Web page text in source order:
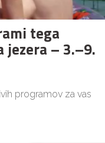
tega
jezera – 3.–9.
programov za vas